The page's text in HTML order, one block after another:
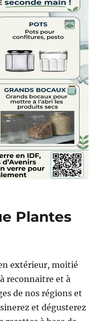
Plantes
extérieur, moitié
reconnaitre et à
de nos régions et
et dégusterez